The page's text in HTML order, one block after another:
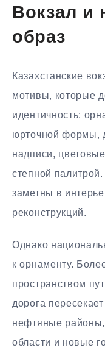
Вокзал и
образ
Казахстанские
мотивы, которые
идентичность:
юрточной формы,
надписи,
степной
заметны в
реконструкций.
Однако
к орнаменту.
пространством
дорога
нефтяные
области и новые